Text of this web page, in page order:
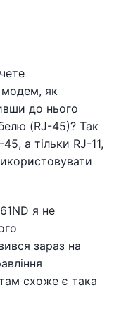
модем, як
до нього
(RJ-45)? Так
а тільки RJ-11,
я не
зараз на
схоже є така